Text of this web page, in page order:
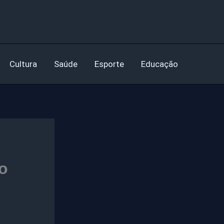
Cultura Saúde Esporte Educação